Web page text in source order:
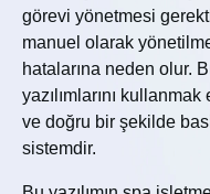
görevi yönetmesi
manuel olarak
hatalarına neden olur.
yazılımlarını
ve doğru bir şekilde
sistemdir.